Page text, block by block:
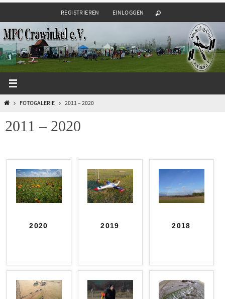
Inhalt
springen
REGISTRIEREN EINLOGGEN
STARTFOTOGALERIE 2011 – 2020
2011 – 2020
2020 2019 2018